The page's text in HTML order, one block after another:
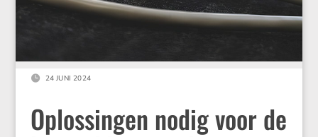
 24 JUNI 2024
Oplossingen nodig voor de